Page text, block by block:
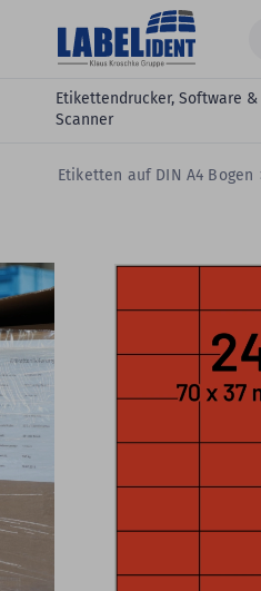
Zum Hauptinhalt springen
Etikettendrucker, Software &
Scanner
Etiketten auf DIN A4 Bogen